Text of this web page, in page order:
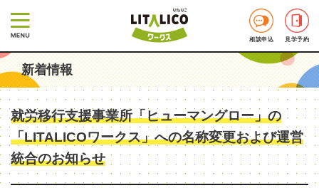
相談申込 見学予約
新着情報
就労移行支援事業所「ヒューマングロー」の
「LITALICOワークス」への名称変更および運営
統合のお知らせ